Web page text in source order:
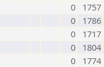
0
1757
0
1786
0
1717
0
1804
0
1774